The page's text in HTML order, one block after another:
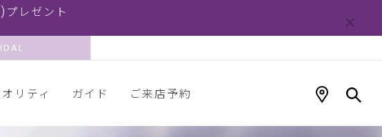
レゼント
リティ ガイド ご来店予約